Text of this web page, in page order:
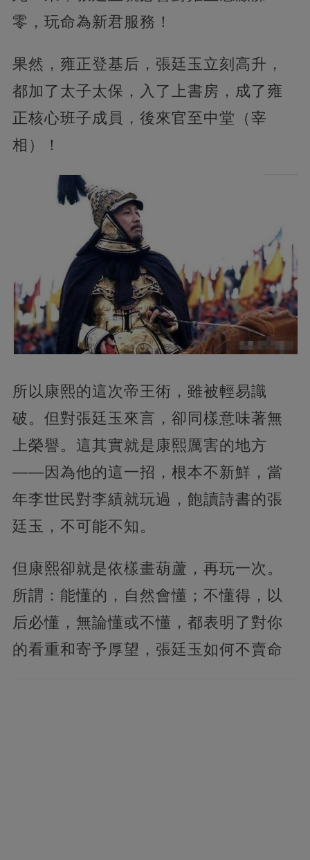
零，玩命為新君服務！
果然，雍正登基后，張廷玉立刻高升，
都加了太子太保，入了上書房，成了雍
正核心班子成員，後來官至中堂（宰
相）！
所以康熙的這次帝王術，雖被輕易識
破。但對張廷玉來言，卻同樣意味著無
上榮譽。這其實就是康熙厲害的地方
——因為他的這一招，根本不新鮮，當
年李世民對李績就玩過，飽讀詩書的張
廷玉，不可能不知。
但康熙卻就是依樣畫葫蘆，再玩一次。
所謂：能懂的，自然會懂；不懂得，以
后必懂，無論懂或不懂，都表明了對你
的看重和寄予厚望，張廷玉如何不賣命